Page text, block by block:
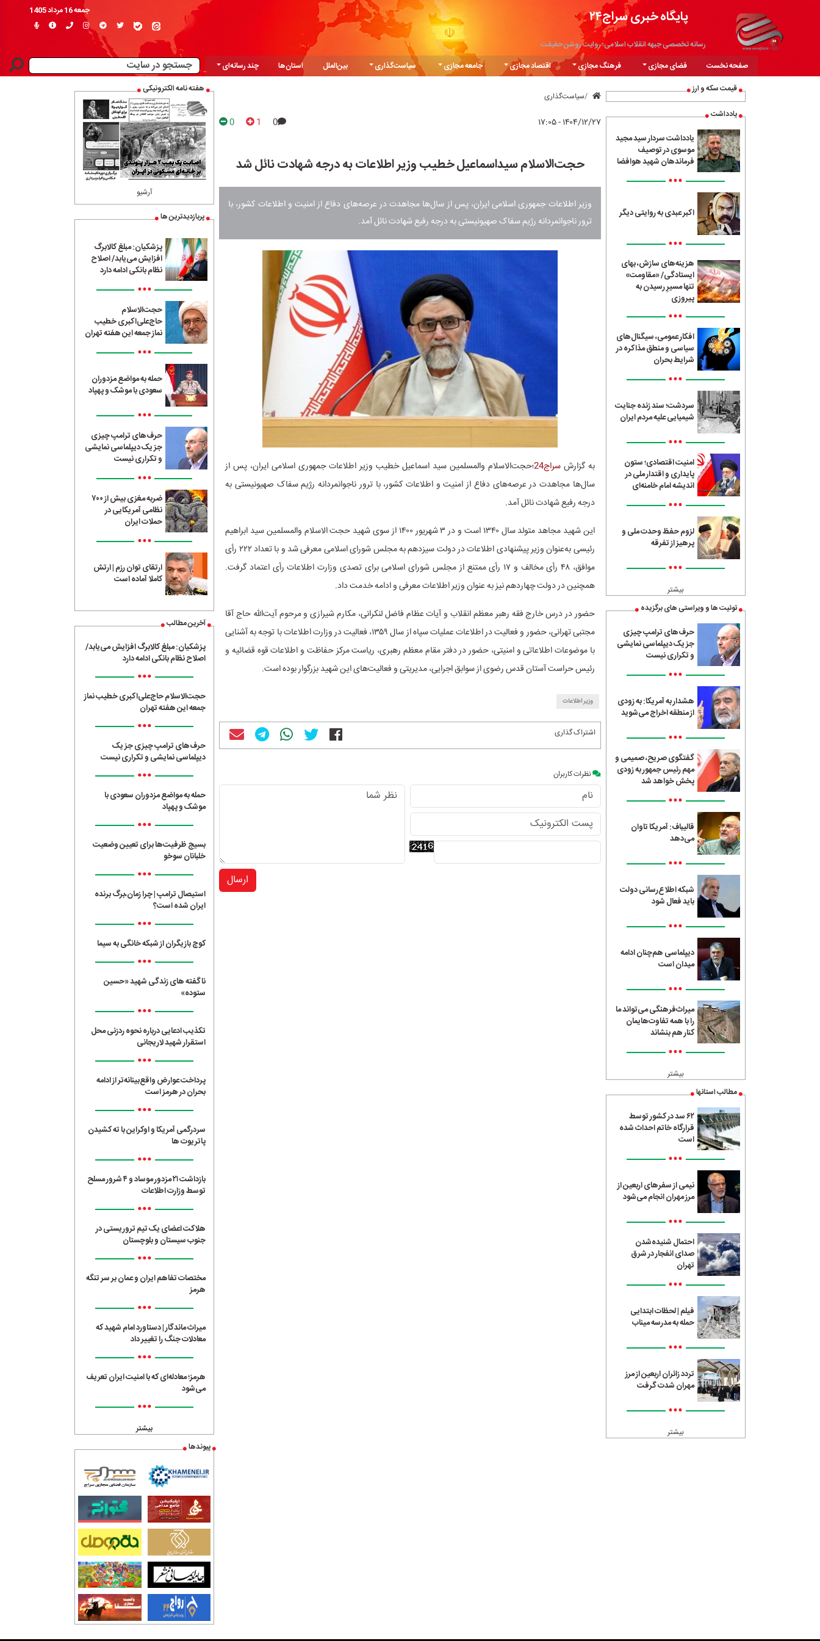
پایگاه خبری سراج۲۴
رسانه تخصصی جبهه انقلاب اسلامی؛ روایت روشن حقیقت
جمعه 16 مرداد 1405
صفحه نخست فضای مجازی فرهنگ مجازی اقتصاد مجازی جامعه مجازی سیاست‌گذاری بین‌الملل استان‌ها
چند رسانه‌ای
قیمت سکه و ارز
یادداشت
یادداشت سردار سید مجید
موسوی در توصیف
فرماندهان شهید هوافضا
•••
اکبر عبدی به روایتی دیگر
•••
هزینه‌های سازش، بهای
ایستادگی/ «مقاومت»
تنها مسیرِ رسیدن به
پیروزی
•••
افکار عمومی، سیگنال‌های
سیاسی و منطق مذاکره در
شرایط بحران
•••
سردشت؛ سند زنده جنایت
شیمیایی علیه مردم ایران
•••
امنیت اقتصادی؛ ستون
پایداری و اقتدار ملی در
اندیشه امام خامنه‌ای
•••
لزوم حفظ وحدت ملی و
پرهیز از تفرقه
•••
بیشتر
توئیت ها و ویراستی های برگزیده
حرف‌های ترامپ چیزی
جز یک دیپلماسی نمایشی
و تکراری نیست
•••
هشدار به آمریکا: به زودی
از منطقه اخراج می‌شوید
•••
گفتگوی صریح، صمیمی و
مهم رئیس جمهور به زودی
پخش خواهد شد
•••
قالیباف: آمریکا تاوان
می‌دهد
•••
شبکه اطلاع‌رسانی دولت
باید فعال شود
•••
دیپلماسی هم‌چنان ادامه
میدان است
•••
میراث‌فرهنگی می‌تواند ما
را با همه تفاوت‌هایمان
کنار هم بنشاند
•••
بیشتر
مطالب استانها
۶۲ سد در کشور توسط
قرارگاه خاتم احداث شده
است
•••
نیمی از سفرهای اربعین از
مرز مهران انجام می‌شود
•••
احتمال شنیده‌شدن
صدای انفجار در شرق
تهران
•••
فیلم | لحظات ابتدایی
حمله به مدرسه میناب
•••
تردد زائران اربعین از مرز
مهران شدت گرفت
•••
بیشتر
سیاست‌گذاری
۱۴۰۴/۱۲/۲۷ - ۱۷:۰۵ 0
1
0
حجت‌الاسلام سیداسماعیل خطیب وزیر اطلاعات به درجه شهادت نائل شد
وزیر اطلاعات جمهوری اسلامی ایران، پس از سال‌ها مجاهدت در عرصه‌های دفاع از امنیت و اطلاعات کشور، با
ترور ناجوانمردانه رژیم سفاک صهیونیستی به درجه رفیع شهادت نائل آمد.
به گزارشسراج24
؛حجت‌الاسلام والمسلمین سید اسماعیل خطیب وزیر اطلاعات جمهوری اسلامی ایران، پس از
سال‌ها مجاهدت در عرصه‌های دفاع از امنیت و اطلاعات کشور، با ترور ناجوانمردانه رژیم سفاک صهیونیستی به
درجه رفیع شهادت نائل آمد.
این شهید مجاهد متولد سال ۱۳۴۰ است و در ۳ شهریور ۱۴۰۰ از سوی شهید حجت الاسلام والمسلمین سید ابراهیم
رئیسی به‌عنوان وزیر پیشنهادی اطلاعات در دولت سیزدهم به مجلس شورای اسلامی معرفی شد و با تعداد ۲۲۲ رأی
موافق، ۴۸ رأی مخالف و ۱۷ رأی ممتنع از مجلس شورای اسلامی برای تصدی وزارت اطلاعات رأی اعتماد گرفت.
همچنین در دولت چهاردهم نیز به عنوان وزیر اطلاعات معرفی و ادامه خدمت داد.
حضور در درس خارج فقه رهبر معظم انقلاب و آیات عظام فاضل لنکرانی، مکارم شیرازی و مرحوم آیت‌الله حاج آقا
مجتبی تهرانی، حضور و فعالیت در اطلاعات عملیات سپاه از سال ۱۳۵۹، فعالیت در وزارت اطلاعات با توجه به آشنایی
با موضوعات اطلاعاتی و امنیتی، حضور در دفتر مقام معظم رهبری، ریاست مرکز حفاظت و اطلاعات قوه قضائیه و
رئیس حراست آستان قدس رضوی از سوابق اجرایی، مدیریتی و فعالیت‌های این شهید بزرگوار بوده است.
وزیر اطلاعات
اشتراک گذاری
نظرات کاربران
ارسال
هفته نامه الکترونیکی
آرشیو
پربازدیدترین ها
پزشکیان: مبلغ کالابرگ
افزایش می‌یابد/ اصلاح
نظام بانکی ادامه دارد
•••
حجت‌الاسلام
حاج‌علی‌اکبری خطیب
نماز جمعه این هفته تهران
•••
حمله به مواضع مزدوران
سعودی با موشک و پهپاد
•••
حرف‌های ترامپ چیزی
جز یک دیپلماسی نمایشی
و تکراری نیست
•••
ضربه مغزی بیش از ۷۰۰
نظامی آمریکایی در
حملات ایران
•••
ارتقای توان رزم | ارتش
کاملا آماده است
آخرین مطالب
پزشکیان: مبلغ کالابرگ افزایش می‌یابد/
اصلاح نظام بانکی ادامه دارد
•••
حجت‌الاسلام حاج‌علی‌اکبری خطیب نماز
جمعه این هفته تهران
•••
حرف‌های ترامپ چیزی جز یک
دیپلماسی نمایشی و تکراری نیست
•••
حمله به مواضع مزدوران سعودی با
موشک و پهپاد
•••
بسیج ظرفیت‌ها برای تعیین وضعیت
خلبانان سوخو
•••
استیصال ترامپ | چرا زمان،برگ برنده
ایران شده است؟
•••
کوچ بازیگران از شبکه خانگی به سیما
•••
ناگفته های زندگی شهید «حسین
ستوده»
•••
تکذیب ادعایی درباره نحوه ردزنی محل
استقرار شهید لاریجانی
•••
پرداخت عوارض واقع‌بینانه‌تر از ادامه
بحران در هرمز است
•••
سردرگمی آمریکا و اوکراین با ته کشیدن
پاتریوت ها
•••
بازداشت ۲۱ مزدور موساد و ۴ شرور مسلح
توسط وزارت اطلاعات
•••
هلاکت اعضای یک تیم تروریستی در
جنوب سیستان و بلوچستان
•••
مختصات تفاهم ایران و عمان بر سر تنگه
هرمز
•••
میراث ماندگار | دستاورد امام شهید که
معادلات جنگ را تغییر داد
•••
هرمز؛ معادله‌ای که با امنیت ایران تعریف
می‌شود
•••
بیشتر
پیوندها